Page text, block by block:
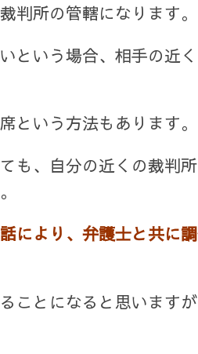
判所の管轄になります。
という場合、相手の近
という方法もあります。
も、自分の近くの裁判
により、弁護士と共に
ことになると思います